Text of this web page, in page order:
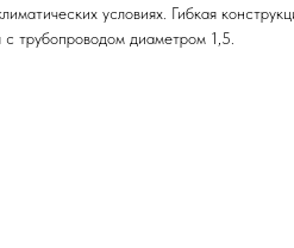
условиях. Гибкая
с трубопроводом диаметром 1,5.